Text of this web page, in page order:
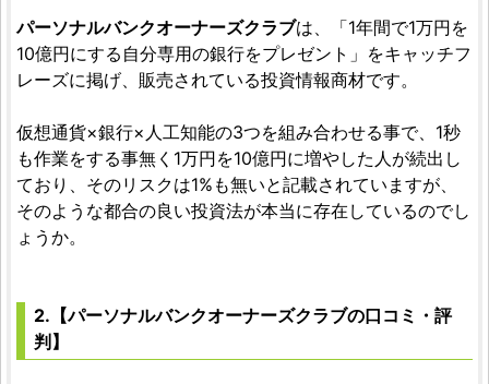
パーソナルバンクオーナーズクラブは、「1年間で1万円を
10億円にする自分専用の銀行をプレゼント」をキャッチフ
レーズに掲げ、販売されている投資情報商材です。
仮想通貨×銀行×人工知能の3つを組み合わせる事で、1秒
も作業をする事無く1万円を10億円に増やした人が続出し
ており、そのリスクは1%も無いと記載されていますが、
そのような都合の良い投資法が本当に存在しているのでし
ょうか。
2.【パーソナルバンクオーナーズクラブの口コミ・評
判】